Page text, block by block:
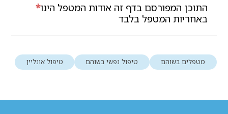
*התוכן המפורסם בדף זה אודות המטפל הינו
באחריות המטפל בלבד
מטפלים בשוהם טיפול נפשי בשוהם טיפול אונליין